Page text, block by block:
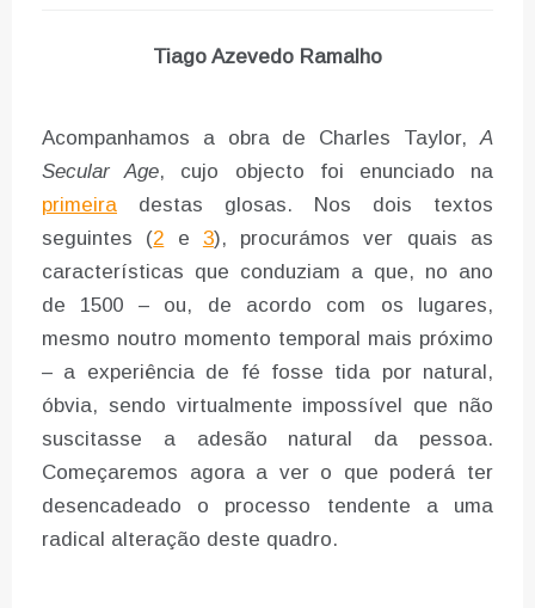
Tiago Azevedo Ramalho
Acompanhamos a obra de Charles Taylor,A
Secular Age, cujo objecto foi enunciado na
primeira destas glosas. Nos dois textos
seguintes (2 e 3), procurámos ver quais as
características que conduziam a que, no ano
de 1500 – ou, de acordo com os lugares,
mesmo noutro momento temporal mais próximo
– a experiência de fé fosse tida por natural,
óbvia, sendo virtualmente impossível que não
suscitasse a adesão natural da pessoa.
Começaremos agora a ver o que poderá ter
desencadeado o processo tendente a uma
radical alteração deste quadro.